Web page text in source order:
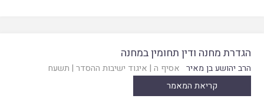
הגדרת מחנה ודין תחומין במחנה
הרב יהושע בן מאיר אסיף ה | איגוד ישיבות ההסדר | תשעח
קריאת המאמר